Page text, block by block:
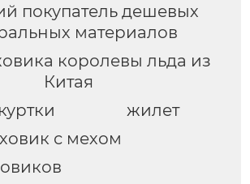
покупатель дешевых
материалов
королевы льда из
Китая
жилет
с мехом